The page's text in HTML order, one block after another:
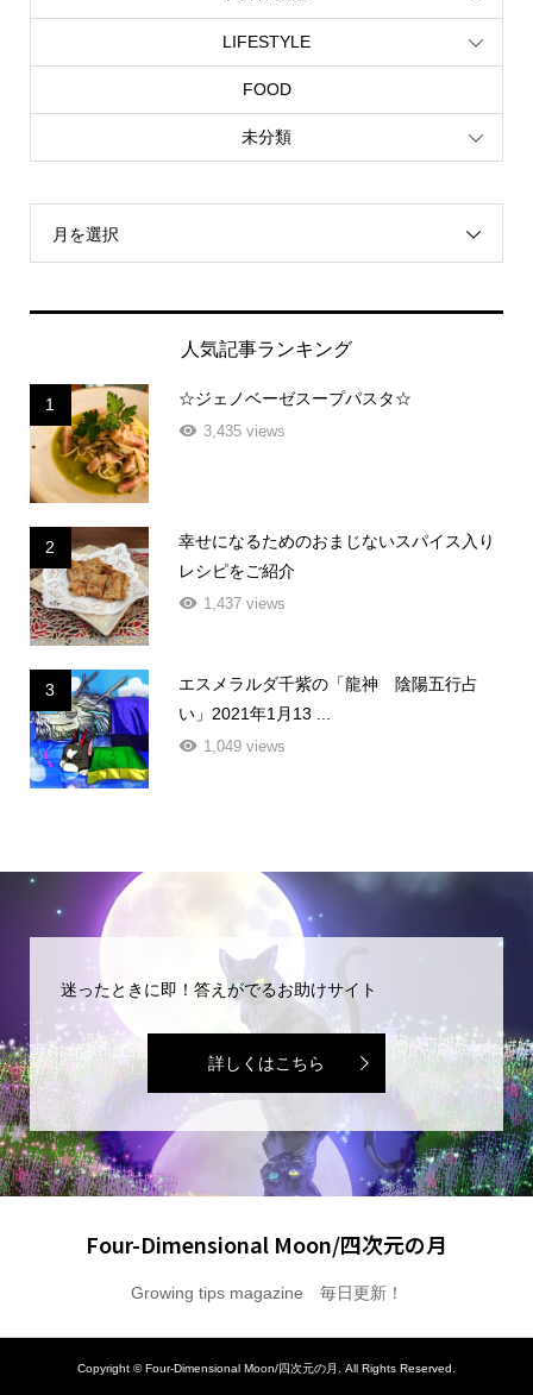
LIFESTYLE
FOOD
未分類
月を選択
人気記事ランキング
1 ☆ジェノベーゼスープパスタ☆
3,435 views
2
幸せになるためのおまじないスパイス入り
レシピをご紹介
1,437 views
3
エスメラルダ千紫の「龍神 陰陽五行占
い」2021年1月13 ...
1,049 views
迷ったときに即！答えがでるお助けサイト
詳しくはこちら
Four-Dimensional Moon/四次元の月
Growing tips magazine 毎日更新！
Copyright ©Four-Dimensional Moon/四次元の月. All Rights Reserved.